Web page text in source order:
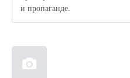
и пропаганде.